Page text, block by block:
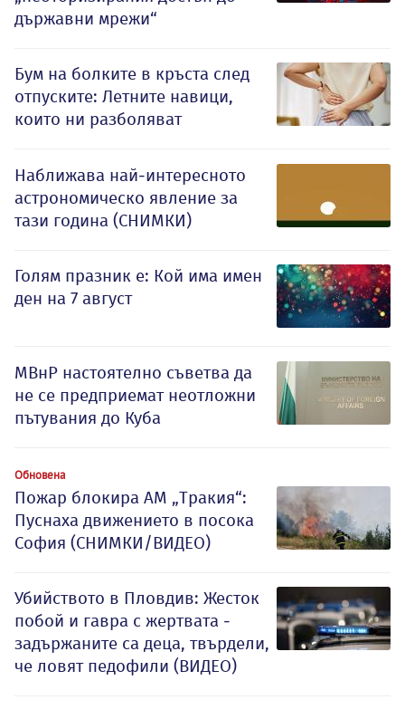
държавни мрежи“
Бум на болките в кръста след
отпуските: Летните навици,
които ни разболяват
Наближава най-интересното
астрономическо явление за
тази година (СНИМКИ)
Голям празник е: Кой има имен
ден на 7 август
МВнР настоятелно съветва да
не се предприемат неотложни
пътувания до Куба
Обновена
Пожар блокира АМ „Тракия“:
Пуснаха движението в посока
София (СНИМКИ/ВИДЕО)
Убийството в Пловдив: Жесток
побой и гавра с жертвата -
задържаните са деца, твърдели,
че ловят педофили (ВИДЕО)